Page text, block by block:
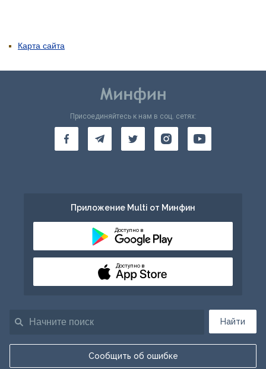
Карта сайта
Найти
Сообщить об ошибке
Присоединяйтесь к нам в соц. сетях:
Приложение Multi от Минфин
Доступно в
Доступно в